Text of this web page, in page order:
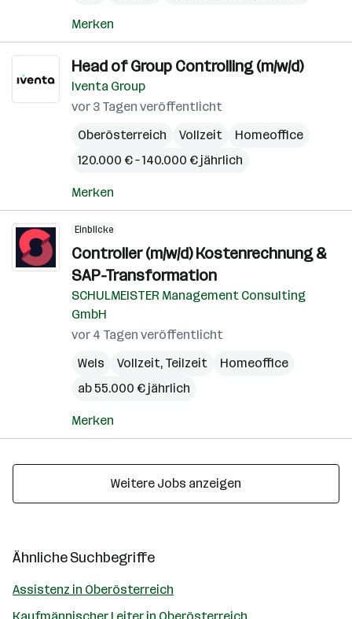
Merken
Head of Group Controlling (m/w/d)
Iventa Group
vor 3 Tagen veröffentlicht
Oberösterreich
Vollzeit
Homeoffice
120.000 € – 140.000 € jährlich
Merken
Einblicke
Controller (m/w/d) Kostenrechnung &
SAP-Transformation
SCHULMEISTER Management Consulting
GmbH
vor 4 Tagen veröffentlicht
Wels
Vollzeit, Teilzeit
Homeoffice
ab 55.000 € jährlich
Merken
Weitere Jobs anzeigen
Ähnliche Suchbegriffe
Assistenz in Oberösterreich